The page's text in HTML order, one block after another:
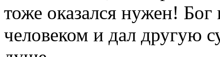
тоже оказался нужен!
человеком и дал другую